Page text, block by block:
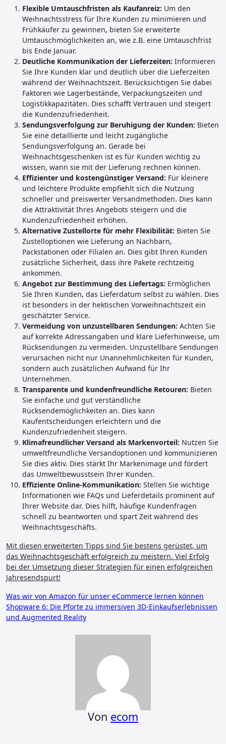
Flexible Umtauschfristen als Kaufanreiz: Um den
Weihnachtsstress für Ihre Kunden zu minimieren und
Frühkäufer zu gewinnen, bieten Sie erweiterte
Umtauschmöglichkeiten an, wie z.B. eine Umtauschfrist
bis Ende Januar.
Deutliche Kommunikation der Lieferzeiten: Informieren
Sie Ihre Kunden klar und deutlich über die Lieferzeiten
während der Weihnachtszeit. Berücksichtigen Sie dabei
Faktoren wie Lagerbestände, Verpackungszeiten und
Logistikkapazitäten. Dies schafft Vertrauen und steigert
die Kundenzufriedenheit.
Sendungsverfolgung zur Beruhigung der Kunden: Bieten
Sie eine detaillierte und leicht zugängliche
Sendungsverfolgung an. Gerade bei
Weihnachtsgeschenken ist es für Kunden wichtig zu
wissen, wann sie mit der Lieferung rechnen können.
Effizienter und kostengünstiger Versand: Für kleinere
und leichtere Produkte empfiehlt sich die Nutzung
schneller und preiswerter Versandmethoden. Dies kann
die Attraktivität Ihres Angebots steigern und die
Kundenzufriedenheit erhöhen.
Alternative Zustellorte für mehr Flexibilität: Bieten Sie
Zustelloptionen wie Lieferung an Nachbarn,
Packstationen oder Filialen an. Dies gibt Ihren Kunden
zusätzliche Sicherheit, dass ihre Pakete rechtzeitig
ankommen.
Angebot zur Bestimmung des Liefertags: Ermöglichen
Sie Ihren Kunden, das Lieferdatum selbst zu wählen. Dies
ist besonders in der hektischen Vorweihnachtszeit ein
geschätzter Service.
Vermeidung von unzustellbaren Sendungen: Achten Sie
auf korrekte Adressangaben und klare Lieferhinweise, um
Rücksendungen zu vermeiden. Unzustellbare Sendungen
verursachen nicht nur Unannehmlichkeiten für Kunden,
sondern auch zusätzlichen Aufwand für Ihr
Unternehmen.
Transparente und kundenfreundliche Retouren: Bieten
Sie einfache und gut verständliche
Rücksendemöglichkeiten an. Dies kann
Kaufentscheidungen erleichtern und die
Kundenzufriedenheit steigern.
Klimafreundlicher Versand als Markenvorteil: Nutzen Sie
umweltfreundliche Versandoptionen und kommunizieren
Sie dies aktiv. Dies stärkt Ihr Markenimage und fördert
das Umweltbewusstsein Ihrer Kunden.
Effiziente Online-Kommunikation: Stellen Sie wichtige
Informationen wie FAQs und Lieferdetails prominent auf
Ihrer Website dar. Dies hilft, häufige Kundenfragen
schnell zu beantworten und spart Zeit während des
Weihnachtsgeschäfts.
Mit diesen erweiterten Tipps sind Sie bestens gerüstet, um
das Weihnachtsgeschäft erfolgreich zu meistern. Viel Erfolg
bei der Umsetzung dieser Strategien für einen erfolgreichen
Jahresendspurt!
Beitragsnavigation
Was wir von Amazon für unser eCommerce lernen können
Shopware 6: Die Pforte zu immersiven 3D-Einkaufserlebnissen
und Augmented Reality
Von ecom